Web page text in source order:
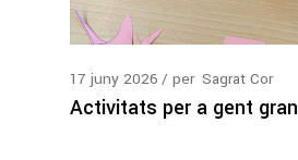
17 juny 2026 per Sagrat Cor
Activitats per a gent gran